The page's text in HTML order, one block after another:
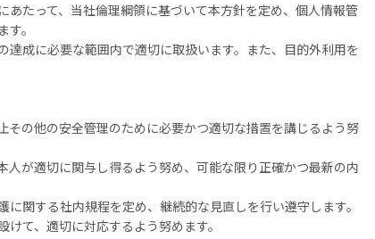
たって、当社倫理綱領に基づいて本方針を定め、個人情報管
。
成に必要な範囲内で適切に取扱います。また、目的外利用を
の他の安全管理のために必要かつ適切な措置を講じるよう努
が適切に関与し得るよう努め、可能な限り正確かつ最新の内
関する社内規程を定め、継続的な見直しを行い遵守します。
て、適切に対応するよう努めます。